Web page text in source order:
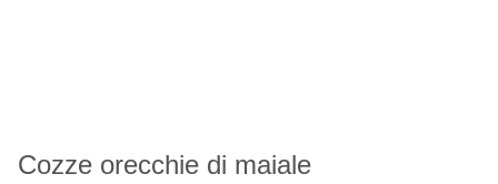
Cozze orecchie di maiale